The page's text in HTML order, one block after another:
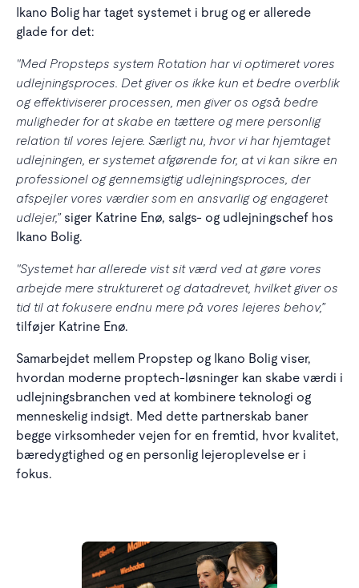
Ikano Bolig har taget systemet i brug og er allerede
glade for det:
"Med Propsteps system Rotation har vi optimeret vores
udlejningsproces. Det giver os ikke kun et bedre overblik
og effektiviserer processen, men giver os også bedre
muligheder for at skabe en tættere og mere personlig
relation til vores lejere. Særligt nu, hvor vi har hjemtaget
udlejningen, er systemet afgørende for, at vi kan sikre en
professionel og gennemsigtig udlejningsproces, der
afspejler vores værdier som en ansvarlig og engageret
udlejer,”siger Katrine Enø, salgs- og udlejningschef hos
Ikano Bolig.
"Systemet har allerede vist sit værd ved at gøre vores
arbejde mere struktureret og datadrevet, hvilket giver os
tid til at fokusere endnu mere på vores lejeres behov,”
tilføjer Katrine Enø.
Samarbejdet mellem Propstep og Ikano Bolig viser,
hvordan moderne proptech-løsninger kan skabe værdi i
udlejningsbranchen ved at kombinere teknologi og
menneskelig indsigt. Med dette partnerskab baner
begge virksomheder vejen for en fremtid, hvor kvalitet,
bæredygtighed og en personlig lejeroplevelse er i
fokus.